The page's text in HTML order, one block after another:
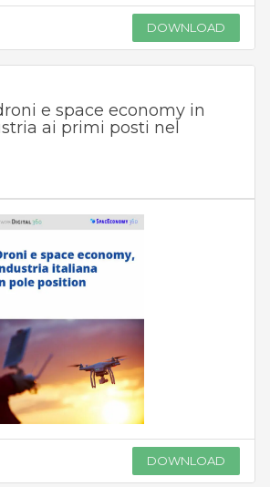
DOWNLOAD
e space economy in
ai primi posti nel
DOWNLOAD